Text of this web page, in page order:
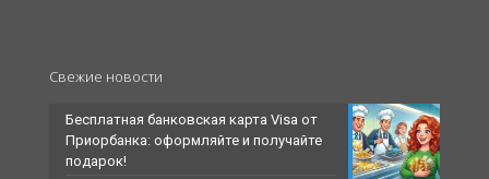
Свежие новости
Бесплатная банковская карта Visa от
Приорбанка: оформляйте и получайте
подарок!